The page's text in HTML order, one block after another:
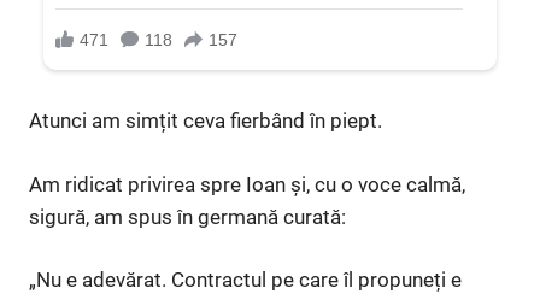
Atunci am simțit ceva fierbând în piept.
Am ridicat privirea spre Ioan și, cu o voce calmă,
sigură, am spus în germană curată:
„Nu e adevărat. Contractul pe care îl propuneți e